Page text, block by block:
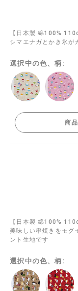
【日本製 綿100%
シマエナガとかき氷が
選択中の色、柄:
商
【日本製 綿100%
美味しい串焼きをモグ
ント生地です
選択中の色、柄: